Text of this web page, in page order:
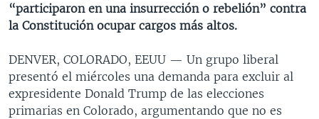
NOTA ECONÓMICA
Idiomas
“participaron en una insurrección o rebelión” contra
la Constitución ocupar cargos más altos.
DENVER, COLORADO, EEUU — Un grupo liberal
presentó el miércoles una demanda para excluir al
expresidente Donald Trump de las elecciones
primarias en Colorado, argumentando que no es